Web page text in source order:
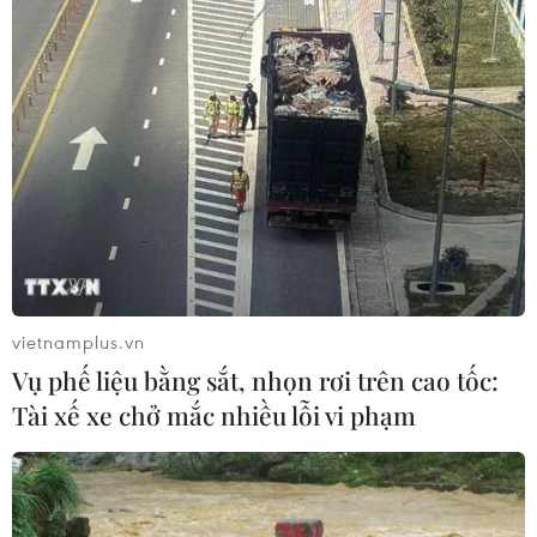
Hàn Quốc tái khẳng định mục tiêu
chung sống hòa bình với Triều Tiên
06/08/2026 15:33
Lở đất tại Philippines khiến ít nhất 4
06/08/2026 15:06
Trung Quốc thử nghiệm tuyến tàu
cao tốc xuyên vùng đất đóng băng
vĩnh cửu
06/08/2026 12:35
vietnamplus.vn
Vụ phế liệu bằng sắt, nhọn rơi trên cao tốc:
Tài xế xe chở mắc nhiều lỗi vi phạm